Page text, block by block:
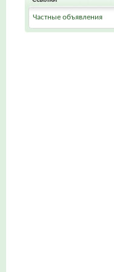
Частные объявления